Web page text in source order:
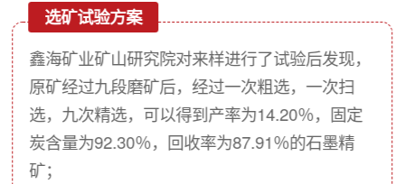
选矿试验方案
鑫海矿业矿山研究院对来样进行了试验后发现，
原矿经过九段磨矿后，经过一次粗选，一次扫
选，九次精选，可以得到产率为14.20％，固定
炭含量为92.30％，回收率为87.91％的石墨精
矿；